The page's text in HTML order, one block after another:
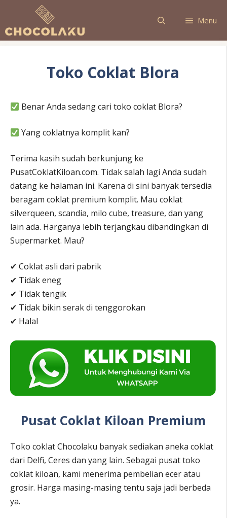
Langsung
isi
Menu
Toko Coklat Blora
Benar Anda sedang cari toko coklat Blora?
Yang coklatnya komplit kan?
Terima kasih sudah berkunjung ke
PusatCoklatKiloan.com. Tidak salah lagi Anda sudah
datang ke halaman ini. Karena di sini banyak tersedia
beragam coklat premium komplit. Mau coklat
silverqueen, scandia, milo cube, treasure, dan yang
lain ada. Harganya lebih terjangkau dibandingkan di
Supermarket. Mau?
✔ Coklat asli dari pabrik
✔ Tidak eneg
✔ Tidak tengik
✔ Tidak bikin serak di tenggorokan
✔ Halal
Pusat Coklat Kiloan Premium
Toko coklat Chocolaku banyak sediakan aneka coklat
dari Delfi, Ceres dan yang lain. Sebagai pusat toko
coklat kiloan, kami menerima pembelian ecer atau
grosir. Harga masing-masing tentu saja jadi berbeda
ya.